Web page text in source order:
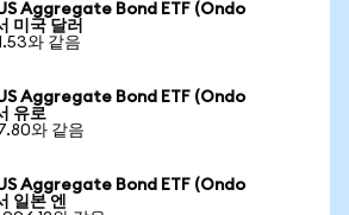
Aggregate Bond ETF (Ondo
미국 달러
와 같음
Aggregate Bond ETF (Ondo
유로
와 같음
Aggregate Bond ETF (Ondo
일본 엔